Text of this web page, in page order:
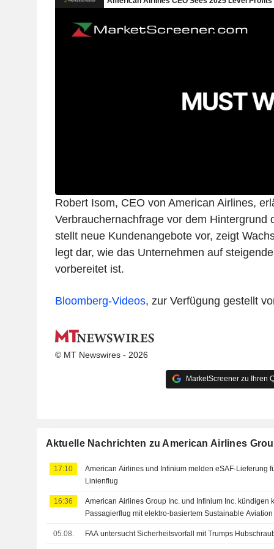
Robert Isom, CEO von American Airlines,
Verbrauchernachfrage vor dem Hintergrund
stellt neue Kundenangebote vor, zeigt
legt dar, wie das Unternehmen auf
vorbereitet ist.
Bloomberg-Videos, zur Verfügung gestellt
© MT Newswires - 2026
MarketScreener zu Ihren
Aktuelle Nachrichten zu American Airlines
17:10
American Airlines und Infinium melden eSAF-Lieferung
Linienflug
16:36
American Airlines Group Inc. und Infinium Inc. kündigen
Passagierflug mit elektro-basiertem Sustainable Aviation
05.08. FAA untersucht Sicherheitsvorfall mit Trumps